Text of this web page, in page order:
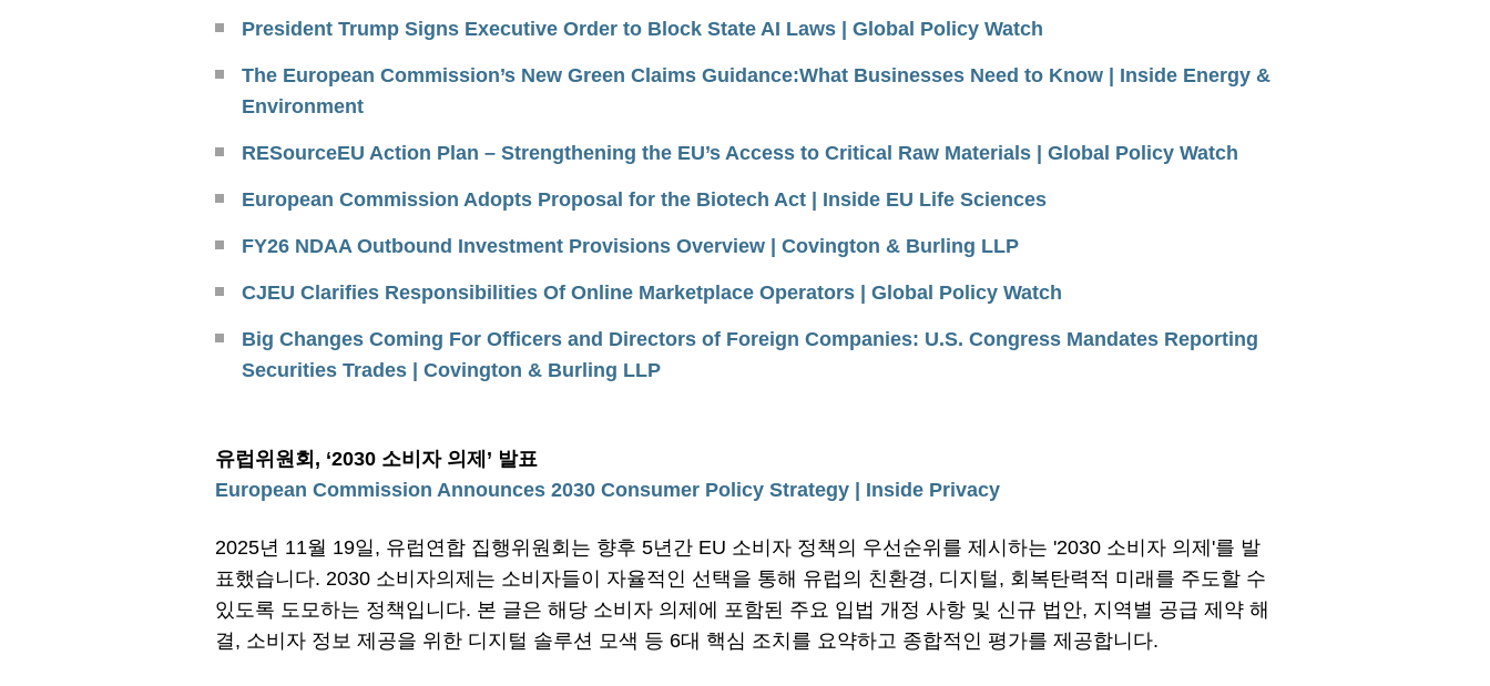
President Trump Signs Executive Order to Block State AI Laws | Global Policy Watch
The European Commission’s New Green Claims Guidance:What Businesses Need to Know | Inside Energy &
Environment
RESourceEU Action Plan – Strengthening the EU’s Access to Critical Raw Materials | Global Policy Watch
European Commission Adopts Proposal for the Biotech Act | Inside EU Life Sciences
FY26 NDAA Outbound Investment Provisions Overview | Covington & Burling LLP
CJEU Clarifies Responsibilities Of Online Marketplace Operators | Global Policy Watch
Big Changes Coming For Officers and Directors of Foreign Companies: U.S. Congress Mandates Reporting
Securities Trades | Covington & Burling LLP
유럽위원회 , ‘2030 소비자 의제’ 발표
European Commission Announces 2030 Consumer Policy Strategy | Inside Privacy
2025년 11월 19일, 유럽연합 집행위원회는 향후 5년간 EU 소비자 정책의 우선순위를 제시하는 '2030 소비자 의제'를 발
표했습니다. 2030 소비자의제는 소비자들이 자율적인 선택을 통해 유럽의 친환경, 디지털, 회복탄력적 미래를 주도할 수
있도록 도모하는 정책입니다. 본 글은 해당 소비자 의제에 포함된 주요 입법 개정 사항 및 신규 법안, 지역별 공급 제약 해
결, 소비자 정보 제공을 위한 디지털 솔루션 모색 등 6대 핵심 조치를 요약하고 종합적인 평가를 제공합니다.